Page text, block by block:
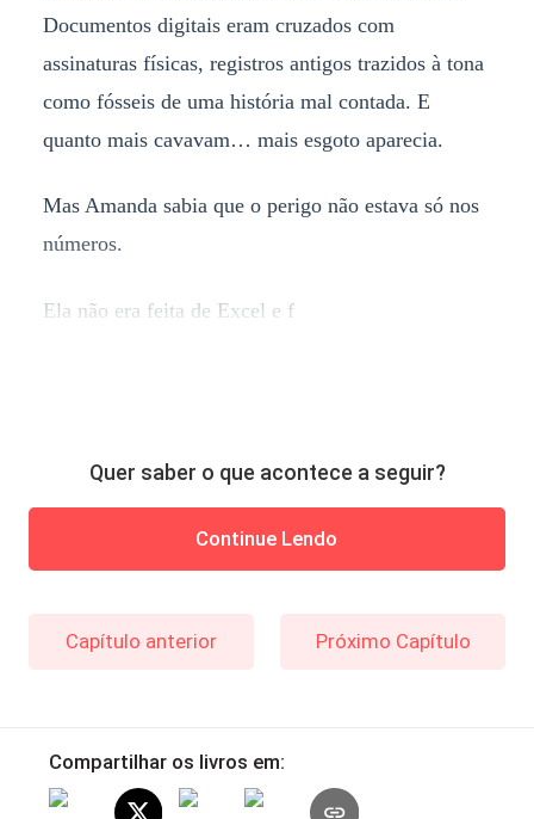
Documentos digitais eram cruzados com
assinaturas físicas, registros antigos trazidos à tona
como fósseis de uma história mal contada. E
quanto mais cavavam… mais esgoto aparecia.
Mas Amanda sabia que o perigo não estava só nos
números.
Ela não era feita de Excel e f
Quer saber o que acontece a seguir?
Continue Lendo
Capítulo anterior Próximo Capítulo
Compartilhar os livros em: